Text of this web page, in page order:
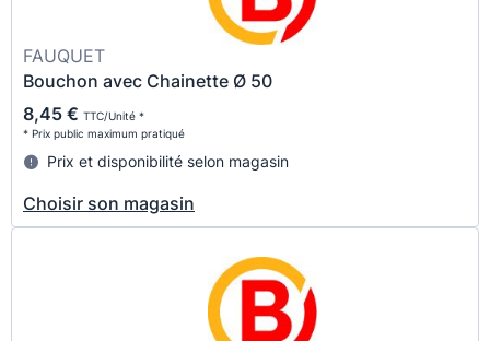
FAUQUET
Bouchon avec Chainette Ø 50
8,45 € TTC/Unité *
* Prix public maximum pratiqué
Prix et disponibilité selon magasin
Choisir son magasin